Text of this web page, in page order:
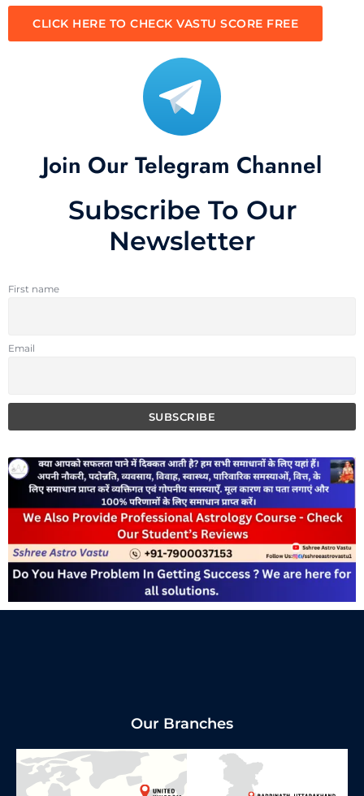
CLICK HERE TO CHECK VASTU SCORE FREE
Join Our Telegram Channel
Subscribe To Our
Newsletter
First name
Email
Our Branches